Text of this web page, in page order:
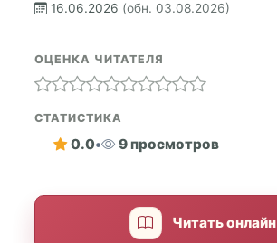
16.06.2026 (обн. 03.08.2026)
ОЦЕНКА ЧИТАТЕЛЯ
СТАТИСТИКА
0.0• 9 просмотров
Читать онлайн